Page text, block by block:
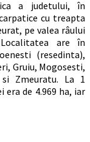
a judetului, în
cu treapta
pe valea râului
are în
(resedinta),
Gruiu, Mogosesti,
si Zmeuratu. La 1
de 4.969 ha, iar